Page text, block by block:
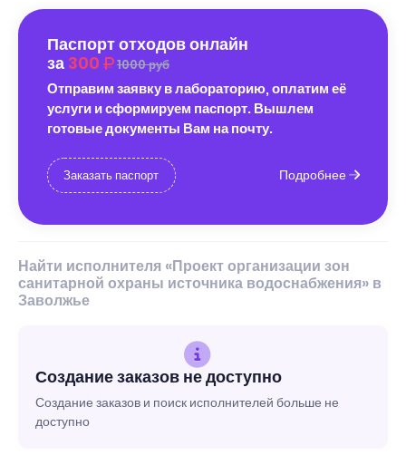
Паспорт отходов онлайн
за 300 1000 руб
Отправим заявку в лабораторию, оплатим её
услуги и сформируем паспорт. Вышлем
готовые документы Вам на почту.
Заказать паспорт Подробнее
Найти исполнителя «Проект организации зон
санитарной охраны источника водоснабжения» в
Заволжье
Создание заказов не доступно
Создание заказов и поиск исполнителей больше не
доступно